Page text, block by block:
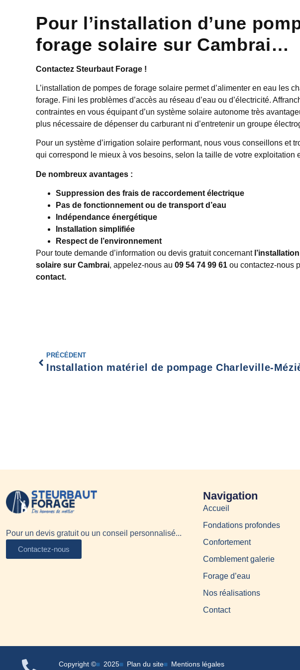
Pour l’installation d’une
forage solaire sur Cambrai…
Contactez Steurbaut Forage !
L’installation de pompes de forage solaire permet d’alimenter en eau les
forage. Fini les problèmes d’accès au réseau d’eau ou d’électricité.
contraintes en vous équipant d’un système solaire autonome très
plus nécessaire de dépenser du carburant ni d’entretenir un groupe
Pour un système d’irrigation solaire performant, nous vous conseillons et
qui correspond le mieux à vos besoins, selon la taille de votre exploitation
De nombreux avantages :
Suppression des frais de raccordement électrique
Pas de fonctionnement ou de transport d’eau
Indépendance énergétique
Installation simplifiée
Respect de l’environnement
Pour toute demande d’information ou devis gratuit concernant
solaire sur Cambrai, appelez-nous au 09 54 74 99 61 ou contactez-nous
contact.
PRÉCÉDENT
Installation matériel de pompage Charleville-
Pour un devis gratuit ou un conseil personnalisé...
Contactez-nous
Navigation
Accueil
Fondations profondes
Confortement
Comblement galerie
Forage d’eau
Nos réalisations
Contact
Copyright © 2025 Plan du site Mentions légales